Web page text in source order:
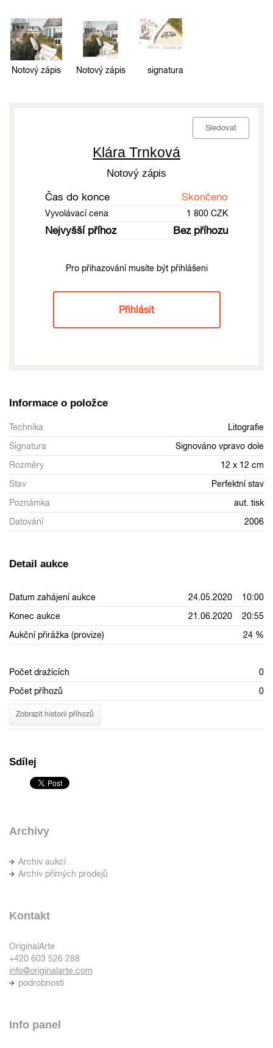
Notový zápis Notový zápis signatura
Sledovat
Klára Trnková
Notový zápis
Čas do konce Skončeno
Vyvolávací cena 1 800 CZK
Nejvyšší příhoz Bez příhozu
Pro přihazování musíte být přihlášeni
Přihlásit
Informace o položce
Technika
Litografie
Signatura
Signováno vpravo dole
Rozměry
12 x 12 cm
Stav
Perfektní stav
Poznámka
aut. tisk
Datování
2006
Detail aukce
Datum zahájení aukce
24.05.2020 10:00
Konec aukce
21.06.2020 20:55
Aukční přirážka (provize)
24 %
Počet dražících
0
Počet příhozů
0
Zobrazit historii příhozů
Sdílej
Archivy
Archiv aukcí
Archiv přímých prodejů
Kontakt
OriginalArte
+420 603 526 288
info@originalarte.com
podrobnosti
Info panel